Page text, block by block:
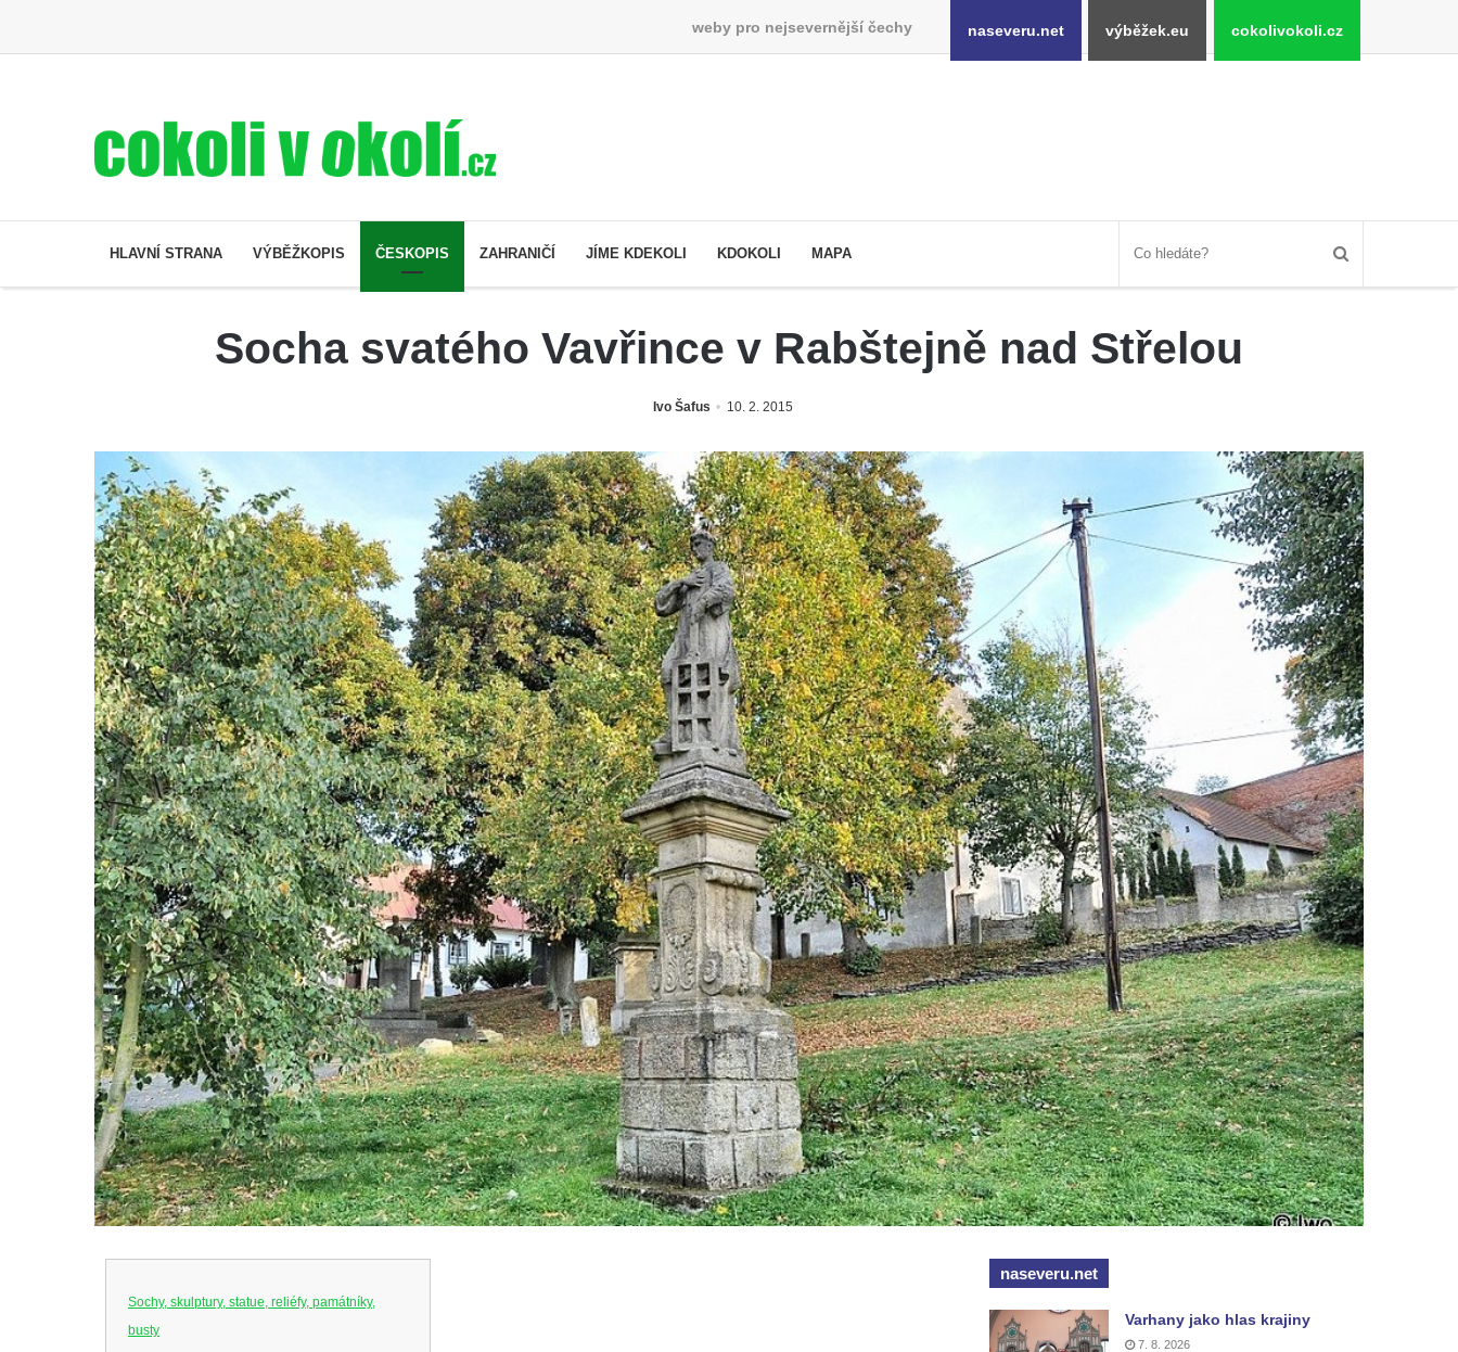
weby pro nejsevernější čechy naseveru.net výběžek.eu cokolivokoli.cz
HLAVNÍ STRANA VÝBĚŽKOPIS ČESKOPIS ZAHRANIČÍ JÍME KDEKOLI KDOKOLI MAPA
Socha svatého Vavřince v Rabštejně nad Střelou
Ivo Šafus 10. 2. 2015
Sochy, skulptury, statue, reliéfy, památníky,
busty
naseveru.net
Varhany jako hlas krajiny
7. 8. 2026